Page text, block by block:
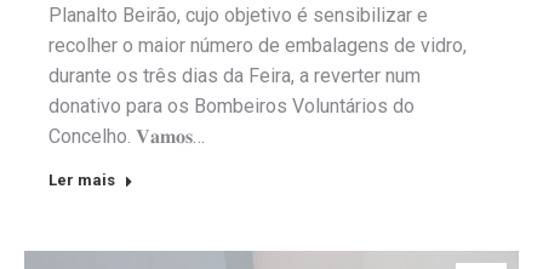
Planalto Beirão, cujo objetivo é sensibilizar e
recolher o maior número de embalagens de vidro,
durante os três dias da Feira, a reverter num
donativo para os Bombeiros Voluntários do
Concelho. 𝐕𝐚𝐦𝐨𝐬…
Ler mais